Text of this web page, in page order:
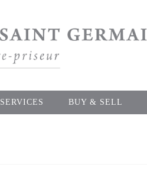
SERVICES BUY & SELL